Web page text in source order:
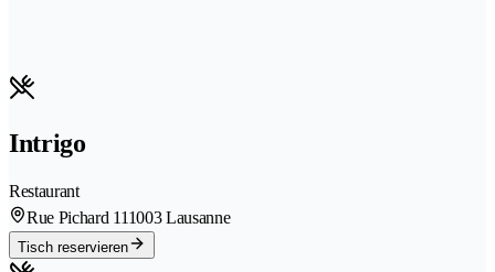
Intrigo
Restaurant
Rue Pichard 111003 Lausanne
Tisch reservieren